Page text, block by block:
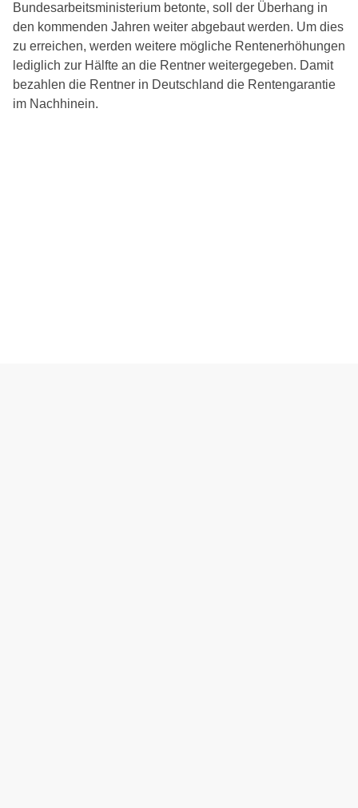
Bundesarbeitsministerium betonte, soll der Überhang in
den kommenden Jahren weiter abgebaut werden. Um dies
zu erreichen, werden weitere mögliche Rentenerhöhungen
lediglich zur Hälfte an die Rentner weitergegeben. Damit
bezahlen die Rentner in Deutschland die Rentengarantie
im Nachhinein.